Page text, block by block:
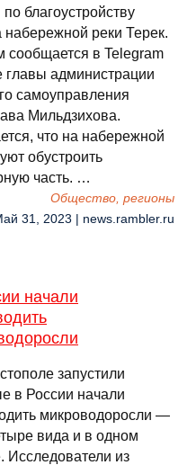
благоустройству
набережной реки Терек.
сообщается в Telegram
главы администрации
самоуправления
Мильдзихова.
что на набережной
обустроить
часть. …
Общество, регионы
31, 2023 | news.rambler.ru
начали
запустили
в России начали
микроводоросли —
вида и в одном
Исследователи из